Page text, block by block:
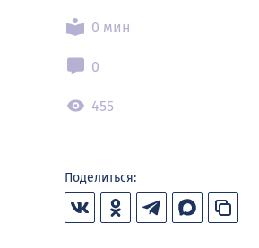
0 мин
0
455
Поделиться: